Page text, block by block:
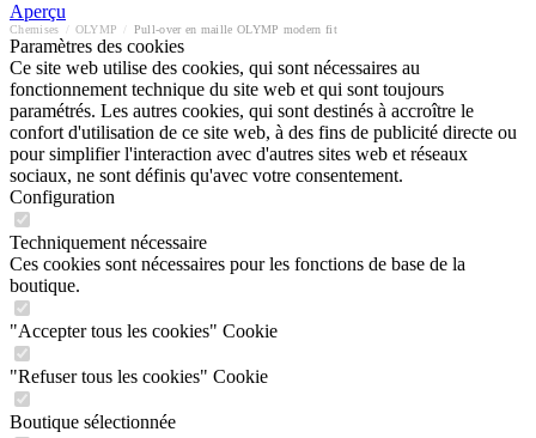
Aperçu
Chemises OLYMP Pull-over en maille OLYMP modern fit
Paramètres des cookies
Ce site web utilise des cookies, qui sont nécessaires au
fonctionnement technique du site web et qui sont toujours
paramétrés. Les autres cookies, qui sont destinés à accroître le
confort d'utilisation de ce site web, à des fins de publicité directe ou
pour simplifier l'interaction avec d'autres sites web et réseaux
sociaux, ne sont définis qu'avec votre consentement.
Configuration
Techniquement nécessaire
Ces cookies sont nécessaires pour les fonctions de base de la
boutique.
"Accepter tous les cookies" Cookie
"Refuser tous les cookies" Cookie
Boutique sélectionnée